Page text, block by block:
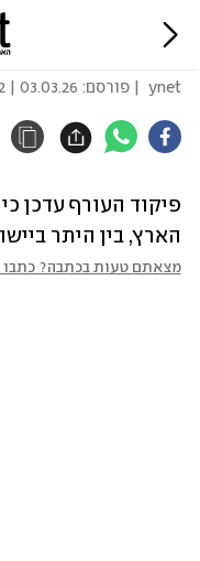
זוהו שיגורים
ynet | פורסם: 03.03.26 | 22:52
הארץ, בין היתר
מצאתם טעות בכתבה? כתבו